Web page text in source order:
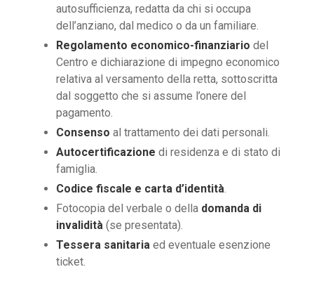
autosufficienza, redatta da chi si occupa
dell’anziano, dal medico o da un familiare.
Regolamento economico-finanziario del
Centro e dichiarazione di impegno economico
relativa al versamento della retta, sottoscritta
dal soggetto che si assume l’onere del
pagamento.
Consenso al trattamento dei dati personali.
Autocertificazione di residenza e di stato di
famiglia.
Codice fiscale e carta d’identità
Fotocopia del verbale o della domanda di
invalidità (se presentata).
Tessera sanitaria ed eventuale esenzione
ticket.